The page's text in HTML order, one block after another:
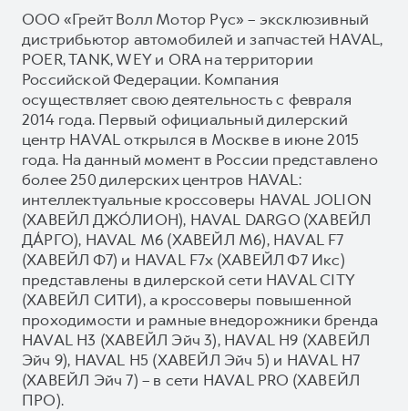
ООО «Грейт Волл Мотор Рус» – эксклюзивный
дистрибьютор автомобилей и запчастей HAVAL,
POER, TANK, WEY и ORA на территории
Российской Федерации. Компания
осуществляет свою деятельность с февраля
2014 года. Первый официальный дилерский
центр HAVAL открылся в Москве в июне 2015
года. На данный момент в России представлено
более 250 дилерских центров HAVAL:
интеллектуальные кроссоверы HAVAL JOLION
(ХАВЕЙЛ ДЖО́ЛИОН), HAVAL DARGO (ХАВЕЙЛ
ДА́РГО), HAVAL М6 (ХАВЕЙЛ M6), HAVAL F7
(ХАВЕЙЛ Ф7) и HAVAL F7x (ХАВЕЙЛ Ф7 Икс)
представлены в дилерской сети HAVAL CITY
(ХАВЕЙЛ СИТИ), а кроссоверы повышенной
проходимости и рамные внедорожники бренда
HAVAL H3 (ХАВЕЙЛ Эйч 3), HAVAL H9 (ХАВЕЙЛ
Эйч 9), HAVAL H5 (ХАВЕЙЛ Эйч 5) и HAVAL H7
(ХАВЕЙЛ Эйч 7) – в сети HAVAL PRO (ХАВЕЙЛ
ПРО).